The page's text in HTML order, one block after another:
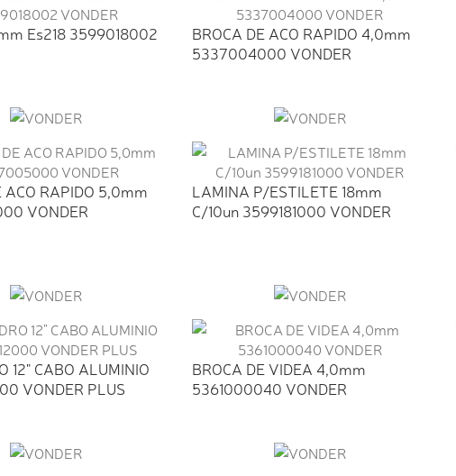
Es218 3599018002
BROCA DE ACO RAPIDO 4,0mm
5337004000 VONDER
ACO RAPIDO 5,0mm
VONDER
LAMINA P/ESTILETE 18mm
C/10un 3599181000 VONDER
12" CABO ALUMINIO
VONDER PLUS
BROCA DE VIDEA 4,0mm
5361000040 VONDER